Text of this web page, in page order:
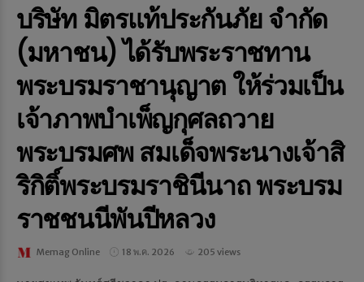
บริษัท มิตรแท้ประกันภัย จำกัด
(มหาชน) ได้รับพระราชทาน
พระบรมราชานุญาต ให้ร่วมเป็น
เจ้าภาพบำเพ็ญกุศลถวาย
พระบรมศพ สมเด็จพระนางเจ้าสิ
ริกิติ์พระบรมราชินีนาถ พระบรม
ราชชนนีพันปีหลวง
Memag Online 18 พ.ค. 2026 205 views